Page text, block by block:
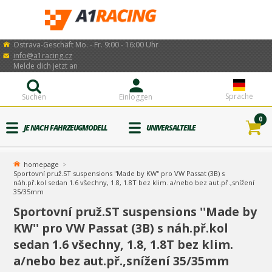
Ostrava-Geschäft Mo. - Fr. 9:00 - 16:00 Uhr
info@a1racing.cz
Sprache
Einloggen
Melde dich jetzt an
Suchen
JE NACH FAHRZEUGMODELL UNIVERSALTEILE
0
homepage
Sportovní pruž.ST suspensions ''Made by KW'' pro VW Passat (3B) s
náh.př.kol sedan 1.6 všechny, 1.8, 1.8T bez klim. a/nebo bez aut.př.,snížení
35/35mm
Sportovní pruž.ST suspensions ''Made by
KW'' pro VW Passat (3B) s náh.př.kol
sedan 1.6 všechny, 1.8, 1.8T bez klim.
a/nebo bez aut.př.,snížení 35/35mm